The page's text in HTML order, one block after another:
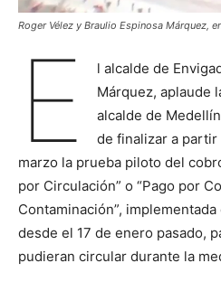
Roger Vélez y Braulio Espinosa Márquez,
E
l alcalde de
Márquez, aplaude
alcalde de
de finalizar a
marzo la prueba piloto del
por Circulación” o “Pago por
Contaminación”,
desde el 17 de enero pasado,
pudieran circular durante la